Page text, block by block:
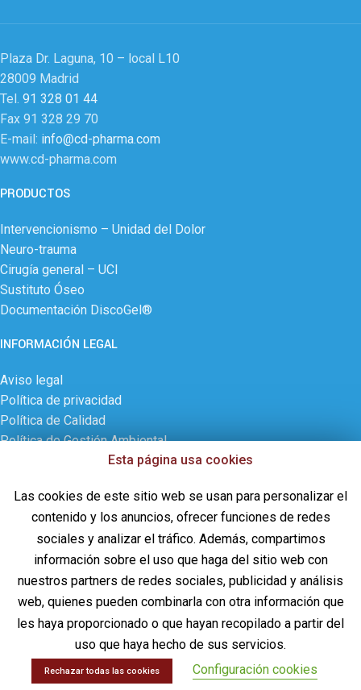
Plaza Dr. Laguna, 10 – local L10
28009 Madrid
Tel. 91 328 01 44
Fax 91 328 29 70
E-mail: info@cd-pharma.com
www.cd-pharma.com
PRODUCTOS
Intervencionismo – Unidad del Dolor
Neuro-trauma
Cirugía general – UCI
Sustituto Óseo
Documentación DiscoGel®
INFORMACIÓN LEGAL
Aviso legal
Política de privacidad
Política de Calidad
Política de Gestión Ambiental
ÚLTIMAS NOVEDADES
¡CD PHARMA, S.A. celebra 30 años de historia!
28 de septiembre de 2024 Sin comentarios
Uso de Piezosurgery PLUS en Laminoplastia
D12-L1 y resección de ependimoma de cono
medular
17 de octubre de 2023 Sin comentarios
Esta página usa cookies
Las cookies de este sitio web se usan para personalizar el
contenido y los anuncios, ofrecer funciones de redes
sociales y analizar el tráfico. Además, compartimos
información sobre el uso que haga del sitio web con
nuestros partners de redes sociales, publicidad y análisis
web, quienes pueden combinarla con otra información que
les haya proporcionado o que hayan recopilado a partir del
uso que haya hecho de sus servicios.
Rechazar todas las cookies Configuración cookies